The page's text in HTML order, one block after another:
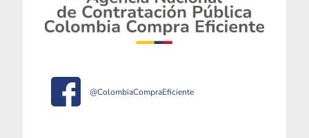
@ColombiaCompraEficiente